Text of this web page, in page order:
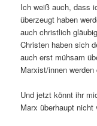
Ich weiß auch, dass
überzeugt haben
auch christlich
Christen haben sich
auch erst mühsam
Marxist/innen
Und jetzt könnt ihr
Marx überhaupt nicht